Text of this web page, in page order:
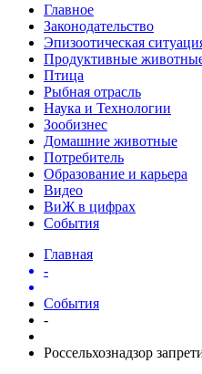
Главное
Законодательство
Эпизоотическая
Продуктивные
Птица
Рыбная отрасль
Наука и Технологии
Зообизнес
Домашние животные
Потребитель
Образование и карьера
Видео
ВиЖ в цифрах
События
Главная
-
События
-
Россельхознадзор